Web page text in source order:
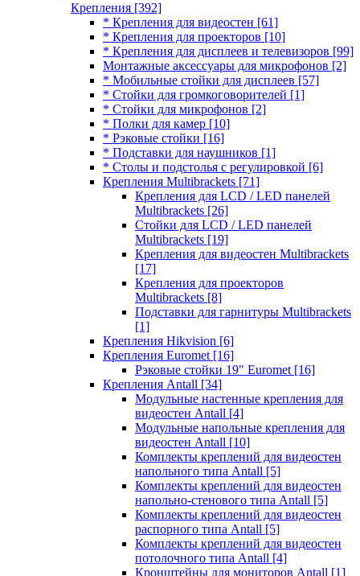
Крепления [392]
* Крепления для видеостен [61]
* Крепления для проекторов [10]
* Крепления для дисплеев и телевизоров [99]
Монтажные аксессуары для микрофонов [2]
* Мобильные стойки для дисплеев [57]
* Стойки для громкоговорителей [1]
* Стойки для микрофонов [2]
* Полки для камер [10]
* Рэковые стойки [16]
* Подставки для наушников [1]
* Столы и подстолья с регулировкой [6]
Крепления Multibrackets [71]
Крепления для LCD / LED панелей
Multibrackets [26]
Стойки для LCD / LED панелей
Multibrackets [19]
Крепления для видеостен Multibrackets
[17]
Крепления для проекторов
Multibrackets [8]
Подставки для гарнитуры Multibrackets
[1]
Крепления Hikvision [6]
Крепления Euromet [16]
Рэковые стойки 19" Euromet [16]
Крепления Antall [34]
Модульные настенные крепления для
видеостен Antall [4]
Модульные напольные крепления для
видеостен Antall [10]
Комплекты креплений для видеостен
напольного типа Antall [5]
Комплекты креплений для видеостен
напольно-стенового типа Antall [5]
Комплекты креплений для видеостен
распорного типа Antall [5]
Комплекты креплений для видеостен
потолочного типа Antall [4]
Кронштейны для мониторов Antall [1]